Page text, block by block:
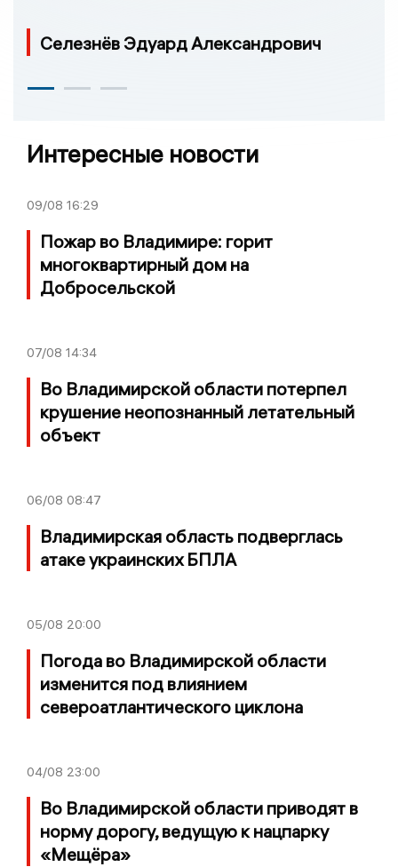
Селезнёв Эдуард Александрович
Интересные новости
09/08 16:29
Пожар во Владимире: горит
многоквартирный дом на
Добросельской
07/08 14:34
Во Владимирской области потерпел
крушение неопознанный летательный
объект
06/08 08:47
Владимирская область подверглась
атаке украинских БПЛА
05/08 20:00
Погода во Владимирской области
изменится под влиянием
североатлантического циклона
04/08 23:00
Во Владимирской области приводят в
норму дорогу, ведущую к нацпарку
«Мещёра»